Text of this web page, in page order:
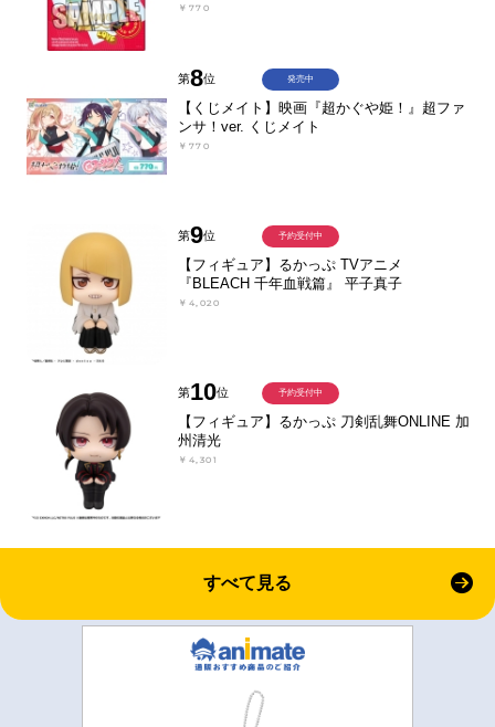
￥770
第8位
【くじメイト】映画『超かぐや姫！』超ファ
ンサ！ver. くじメイト
￥770
発売中
第9位
【フィギュア】るかっぷ TVアニメ
『BLEACH 千年血戦篇』 平子真子
￥4,020
予約受付中
第10位
【フィギュア】るかっぷ 刀剣乱舞ONLINE 加
州清光
￥4,301
予約受付中
すべて見る